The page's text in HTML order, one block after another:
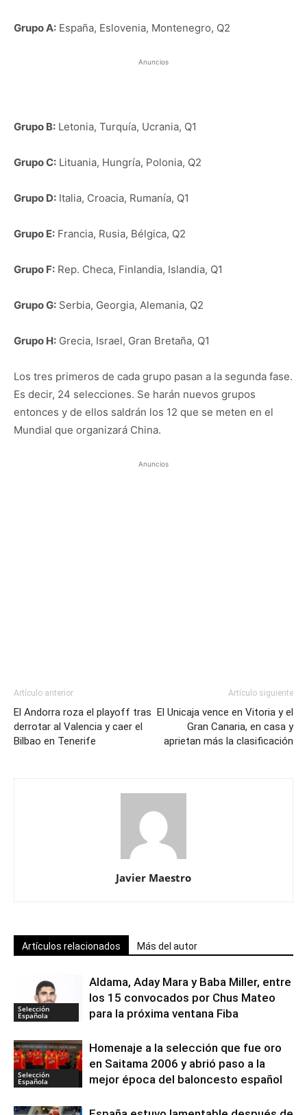
Grupo A: España, Eslovenia, Montenegro, Q2
Anuncios
Grupo B: Letonia, Turquía, Ucrania, Q1
Grupo C: Lituania, Hungría, Polonia, Q2
Grupo D: Italia, Croacia, Rumanía, Q1
Grupo E: Francia, Rusia, Bélgica, Q2
Grupo F: Rep. Checa, Finlandia, Islandia, Q1
Grupo G: Serbia, Georgia, Alemania, Q2
Grupo H: Grecia, Israel, Gran Bretaña, Q1
Los tres primeros de cada grupo pasan a la segunda fase.
Es decir, 24 selecciones. Se harán nuevos grupos
entonces y de ellos saldrán los 12 que se meten en el
Mundial que organizará China.
Anuncios
Artículo anterior
El Andorra roza el playoff tras
derrotar al Valencia y caer el
Bilbao en Tenerife
Artículo siguiente
El Unicaja vence en Vitoria y el
Gran Canaria, en casa y
aprietan más la clasificación
Javier Maestro
Artículos relacionados Más del autor
Selección
Española
Aldama, Aday Mara y Baba Miller, entre
los 15 convocados por Chus Mateo
para la próxima ventana Fiba
Selección
Española
Homenaje a la selección que fue oro
en Saitama 2006 y abrió paso a la
mejor época del baloncesto español